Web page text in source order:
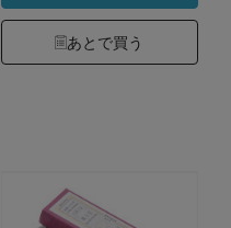
あとで買う